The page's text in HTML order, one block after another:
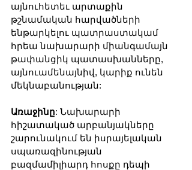
այնուհետեւ արտաքին
թշնամական հարվածների
ենթարկելու պատրաստակամ
հրեա նախարարի միանգամայն
թափանցիկ պատասխանները,
այնուամենայնիվ, կարիք ունեն
մեկնաբանության:
Առաջինը: Նախարարի
հիշատակած արբանյակները
շարունակում են իսրայելական
սպառազինության
բազմամիլիարդ հոսքը դեպի